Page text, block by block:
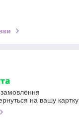
на вашу картку